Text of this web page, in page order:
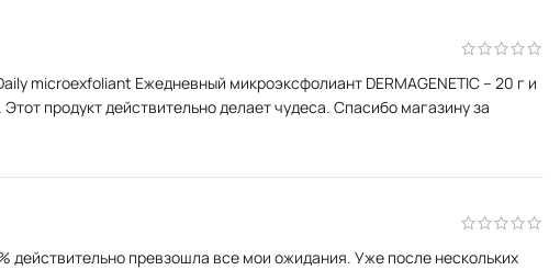
microexfoliant Ежедневный микроэксфолиант DERMAGENETIC – 20 г и
продукт действительно делает чудеса. Спасибо магазину за
действительно превзошла все мои ожидания. Уже после нескольких